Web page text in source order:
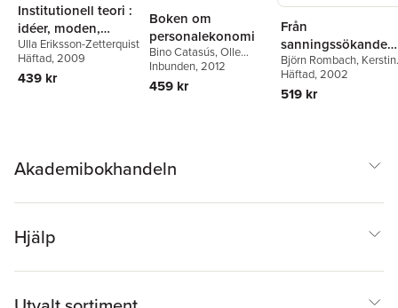
Institutionell teori :
idéer, moden,
förändring
Ulla Eriksson-Zetterquist
Häftad, 2009
439 kr
Boken om
personalekonomi
Bino Catasús,Olle
Högberg,Anders Johrén
Inbunden, 2012
459 kr
Från
sanningssökande
till styrmedel -
Moderna
utvärderingar i
Björn Rombach, Kerstin
Sahlin,Nils Brunsson
Lars Engwall
Lundin,
Erik Wallin
Häftad, 2002
519 kr
Akademibokhandeln
Hjälp